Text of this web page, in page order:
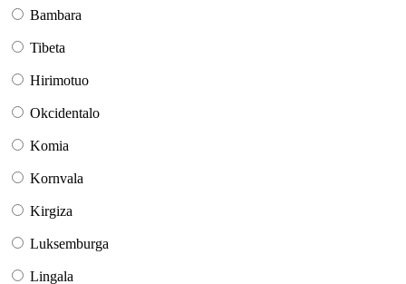
Bambara
Tibeta
Hirimotuo
Okcidentalo
Komia
Kornvala
Kirgiza
Luksemburga
Lingala